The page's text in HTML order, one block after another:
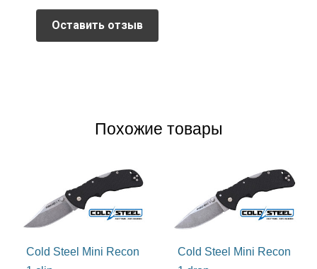
Сталь
Сталь 8Cr13MoV, применяемая при изготовлении клинка
Оставить отзыв
Похожие товары
Cold Steel Mini Recon
Cold Steel Mini Recon